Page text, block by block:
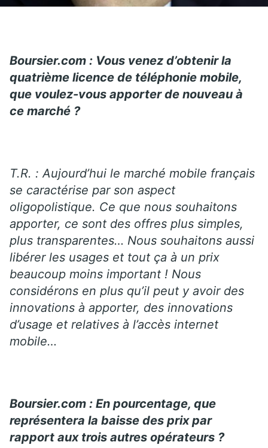
Boursier.com : Vous venez d’obtenir la
quatrième licence de téléphonie mobile,
que voulez-vous apporter de nouveau à
ce marché ?
T.R. : Aujourd’hui le marché mobile français
se caractérise par son aspect
oligopolistique. Ce que nous souhaitons
apporter, ce sont des offres plus simples,
plus transparentes… Nous souhaitons aussi
libérer les usages et tout ça à un prix
beaucoup moins important ! Nous
considérons en plus qu’il peut y avoir des
innovations à apporter, des innovations
d’usage et relatives à l’accès internet
mobile…
Boursier.com : En pourcentage, que
représentera la baisse des prix par
rapport aux trois autres opérateurs ?